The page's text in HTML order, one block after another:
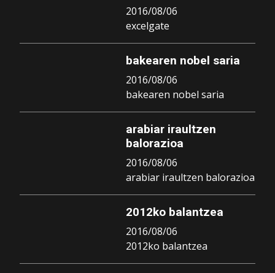
2016/08/06
excelgate
bakearen nobel saria
2016/08/06
bakearen nobel saria
arabiar iraultzen
balorazioa
2016/08/06
arabiar iraultzen balorazioa
2012ko balantzea
2016/08/06
2012ko balantzea